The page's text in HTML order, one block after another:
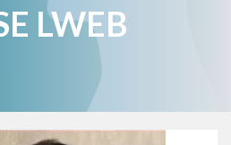
LWEB